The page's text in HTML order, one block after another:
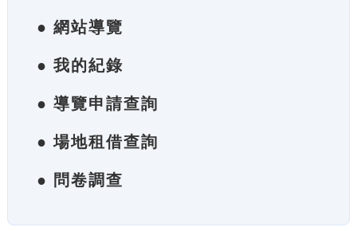
● 網站導覽
● 我的紀錄
● 導覽申請查詢
● 場地租借查詢
● 問卷調查